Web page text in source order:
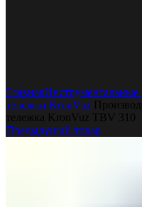
ГлавнаяИнструментальные
тележки KronVuz
тележка KronVuz TBV 310
Предыдущий товар